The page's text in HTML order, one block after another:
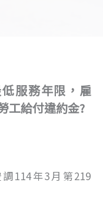
服務年限，雇
工給付違約金?
調114年3月第219